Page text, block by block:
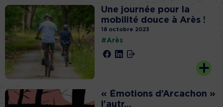
Une journée pour la
mobilité douce à Arès !
18 octobre 2023
#Arès
« Émotions d’Arcachon »
l’autr...